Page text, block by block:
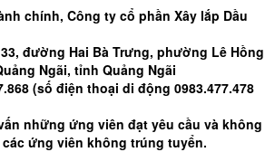
chính, Công ty cổ phần Xây lắp Dầu
đường Hai Bà Trưng, phường Lê Hồng
Ngãi, tỉnh Quảng Ngãi
(số điện thoại di động 0983.477.478
những ứng viên đạt yêu cầu và không
ứng viên không trúng tuyển.